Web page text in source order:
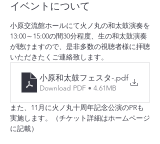
イベントについて
小原交流館ホールにて火ノ丸の和太鼓演奏を
13:00～15:00の間30分程度、生の和太鼓演奏
が聴けますので、是非多数の視聴者様に拝聴
いただきたくご連絡致します。
小原和太鼓フェスタ-.pdf
Download PDF • 4.61MB
また、11月に火ノ丸十周年記念公演のPRも
実施します。（チケット詳細はホームページ
に記載）